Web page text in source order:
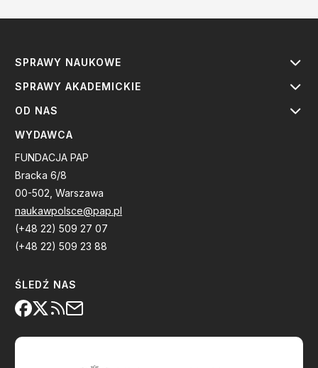
SPRAWY NAUKOWE
SPRAWY AKADEMICKIE
OD NAS
WYDAWCA
FUNDACJA PAP
Bracka 6/8
00-502, Warszawa
naukawpolsce@pap.pl
(+48 22) 509 27 07
(+48 22) 509 23 88
ŚLEDŹ NAS